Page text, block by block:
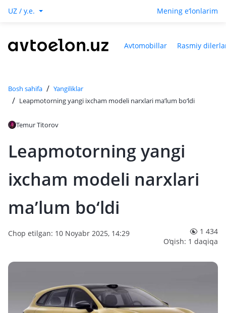
UZ / y.e. Mening e‘lonlarim
Avtomobillar Rasmiy
Bosh sahifa / Yangiliklar
/ Leapmotorning yangi ixcham modeli narxlari ma’lum bo‘ldi
Temur Titorov
Leapmotorning yangi
ixcham modeli narxlari
ma’lum bo‘ldi
Chop etilgan: 10 Noyabr 2025, 14:29
1 434
O‘qish: 1 daqiqa